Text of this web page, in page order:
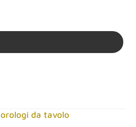
orologi da tavolo